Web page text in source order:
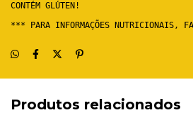
CONTÉM GLÚTEN!
*** PARA INFORMAÇÕES NUTRICIONAIS,
Produtos relacionados